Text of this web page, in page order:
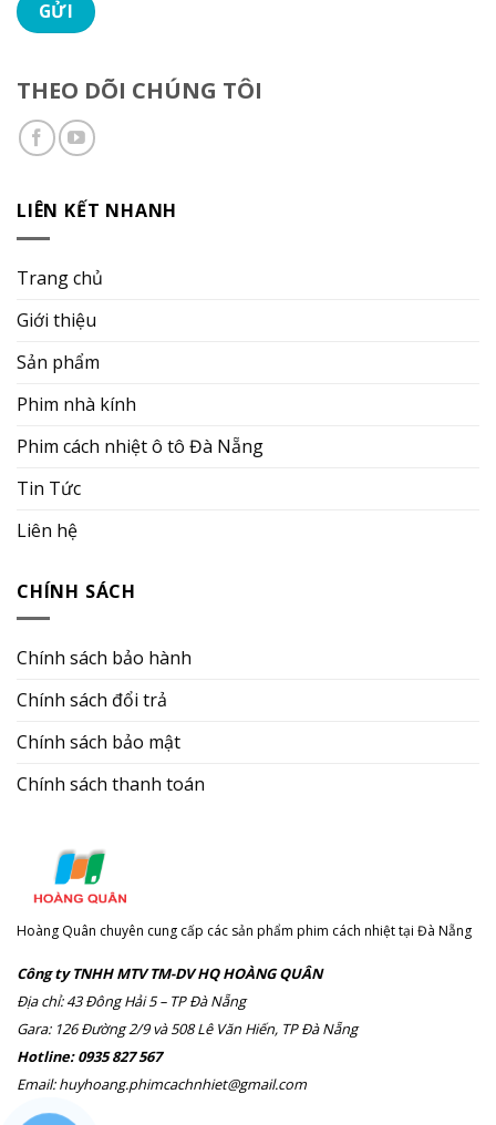
THEO DÕI CHÚNG TÔI
LIÊN KẾT NHANH
Trang chủ
Giới thiệu
Sản phẩm
Phim nhà kính
Phim cách nhiệt ô tô Đà Nẵng
Tin Tức
Liên hệ
CHÍNH SÁCH
Chính sách bảo hành
Chính sách đổi trả
Chính sách bảo mật
Chính sách thanh toán
Hoàng Quân chuyên cung cấp các sản phẩm phim cách nhiệt tại Đà Nẵng
Công ty TNHH MTV TM-DV HQ HOÀNG QUÂN
Địa chỉ: 43 Đông Hải 5 – TP Đà Nẵng
Gara: 126 Đường 2/9 và 508 Lê Văn Hiến, TP Đà Nẵng
Hotline: 0935 827 567
Email: huyhoang.phimcachnhiet@gmail.com